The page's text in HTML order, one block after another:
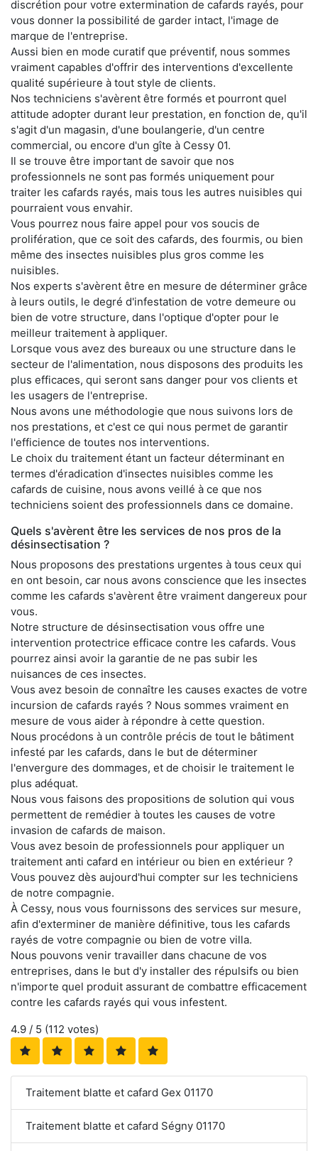
discrétion pour votre extermination de cafards rayés, pour
vous donner la possibilité de garder intact, l'image de
marque de l'entreprise.
Aussi bien en mode curatif que préventif, nous sommes
vraiment capables d'offrir des interventions d'excellente
qualité supérieure à tout style de clients.
Nos techniciens s'avèrent être formés et pourront quel
attitude adopter durant leur prestation, en fonction de, qu'il
s'agit d'un magasin, d'une boulangerie, d'un centre
commercial, ou encore d'un gîte à Cessy 01.
Il se trouve être important de savoir que nos
professionnels ne sont pas formés uniquement pour
traiter les cafards rayés, mais tous les autres nuisibles qui
pourraient vous envahir.
Vous pourrez nous faire appel pour vos soucis de
prolifération, que ce soit des cafards, des fourmis, ou bien
même des insectes nuisibles plus gros comme les
nuisibles.
Nos experts s'avèrent être en mesure de déterminer grâce
à leurs outils, le degré d'infestation de votre demeure ou
bien de votre structure, dans l'optique d'opter pour le
meilleur traitement à appliquer.
Lorsque vous avez des bureaux ou une structure dans le
secteur de l'alimentation, nous disposons des produits les
plus efficaces, qui seront sans danger pour vos clients et
les usagers de l'entreprise.
Nous avons une méthodologie que nous suivons lors de
nos prestations, et c'est ce qui nous permet de garantir
l'efficience de toutes nos interventions.
Le choix du traitement étant un facteur déterminant en
termes d'éradication d'insectes nuisibles comme les
cafards de cuisine, nous avons veillé à ce que nos
techniciens soient des professionnels dans ce domaine.
Quels s'avèrent être les services de nos pros de la
désinsectisation ?
Nous proposons des prestations urgentes à tous ceux qui
en ont besoin, car nous avons conscience que les insectes
comme les cafards s'avèrent être vraiment dangereux pour
vous.
Notre structure de désinsectisation vous offre une
intervention protectrice efficace contre les cafards. Vous
pourrez ainsi avoir la garantie de ne pas subir les
nuisances de ces insectes.
Vous avez besoin de connaître les causes exactes de votre
incursion de cafards rayés ? Nous sommes vraiment en
mesure de vous aider à répondre à cette question.
Nous procédons à un contrôle précis de tout le bâtiment
infesté par les cafards, dans le but de déterminer
l'envergure des dommages, et de choisir le traitement le
plus adéquat.
Nous vous faisons des propositions de solution qui vous
permettent de remédier à toutes les causes de votre
invasion de cafards de maison.
Vous avez besoin de professionnels pour appliquer un
traitement anti cafard en intérieur ou bien en extérieur ?
Vous pouvez dès aujourd'hui compter sur les techniciens
de notre compagnie.
À Cessy, nous vous fournissons des services sur mesure,
afin d'exterminer de manière définitive, tous les cafards
rayés de votre compagnie ou bien de votre villa.
Nous pouvons venir travailler dans chacune de vos
entreprises, dans le but d'y installer des répulsifs ou bien
n'importe quel produit assurant de combattre efficacement
contre les cafards rayés qui vous infestent.
4.9 / 5 (112 votes)
Traitement blatte et cafard Gex 01170
Traitement blatte et cafard Ségny 01170